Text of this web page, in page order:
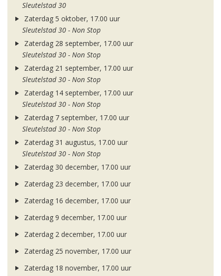
Sleutelstad 30
Zaterdag 5 oktober, 17.00 uur
Sleutelstad 30 - Non Stop
Zaterdag 28 september, 17.00 uur
Sleutelstad 30 - Non Stop
Zaterdag 21 september, 17.00 uur
Sleutelstad 30 - Non Stop
Zaterdag 14 september, 17.00 uur
Sleutelstad 30 - Non Stop
Zaterdag 7 september, 17.00 uur
Sleutelstad 30 - Non Stop
Zaterdag 31 augustus, 17.00 uur
Sleutelstad 30 - Non Stop
Zaterdag 30 december, 17.00 uur
Zaterdag 23 december, 17.00 uur
Zaterdag 16 december, 17.00 uur
Zaterdag 9 december, 17.00 uur
Zaterdag 2 december, 17.00 uur
Zaterdag 25 november, 17.00 uur
Zaterdag 18 november, 17.00 uur